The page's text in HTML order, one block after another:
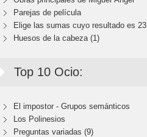
Parejas de película
Elige las sumas cuyo resultado es 23
Huesos de la cabeza (1)
Top 10 Ocio:
El impostor - Grupos semánticos
Los Polinesios
Preguntas variadas (9)